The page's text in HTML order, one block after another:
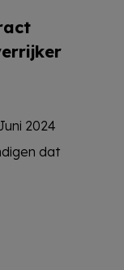
2024
dat